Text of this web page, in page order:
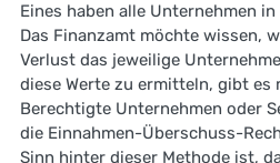
Eines haben alle Unternehmen
Das Finanzamt möchte wissen,
Verlust das jeweilige
diese Werte zu ermitteln, gibt es
Berechtigte Unternehmen oder
die Einnahmen-Überschuss-
Sinn hinter dieser Methode ist,